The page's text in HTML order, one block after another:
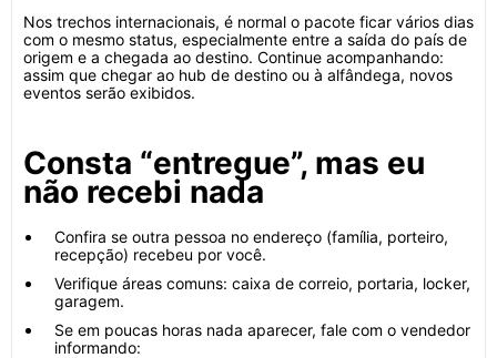
Nos trechos internacionais, é normal o pacote ficar vários dias
com o mesmo status, especialmente entre a saída do país de
origem e a chegada ao destino. Continue acompanhando:
assim que chegar ao hub de destino ou à alfândega, novos
eventos serão exibidos.
Consta “entregue”, mas eu
não recebi nada
Confira se outra pessoa no endereço (família, porteiro,
recepção) recebeu por você.
Verifique áreas comuns: caixa de correio, portaria, locker,
garagem.
Se em poucas horas nada aparecer, fale com o vendedor
informando: